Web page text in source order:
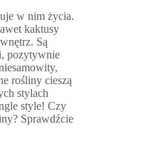
w nim życia.
kaktusy
Są
pozytywnie
rośliny cieszą
stylach
style! Czy
Sprawdźcie